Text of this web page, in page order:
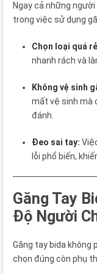
Ngay cả những
trong việc sử dụng
Chọn loại quá
nhanh rách và
Không vệ sinh
mất vệ sinh mà
đánh.
Đeo sai tay:
lỗi phổ biến,
Găng Tay
Độ Người
Găng tay bida không
chọn đúng còn phụ